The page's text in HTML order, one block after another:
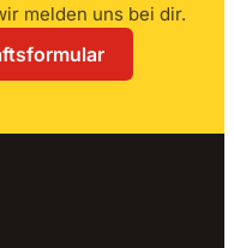
melden uns bei dir.